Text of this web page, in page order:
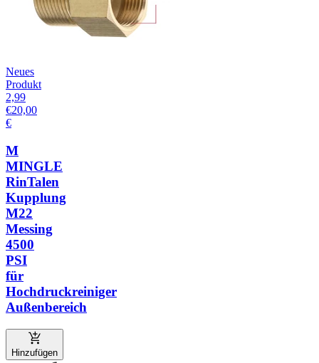
Neues
Produkt
2,99
€20,00
€
M
MINGLE
RinTalen
Kupplung
M22
Messing
4500
PSI
für
Hochdruckreiniger
Außenbereich
Hinzufügen